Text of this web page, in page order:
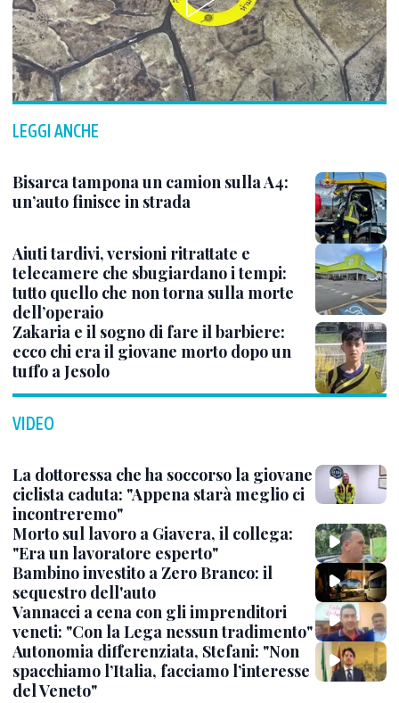
LEGGI ANCHE
Bisarca tampona un camion sulla A4:
un’auto finisce in strada
Aiuti tardivi, versioni ritrattate e
telecamere che sbugiardano i tempi:
tutto quello che non torna sulla morte
dell’operaio
Zakaria e il sogno di fare il barbiere:
ecco chi era il giovane morto dopo un
tuffo a Jesolo
VIDEO
La dottoressa che ha soccorso la giovane
ciclista caduta: "Appena starà meglio ci
incontreremo"
Morto sul lavoro a Giavera, il collega:
"Era un lavoratore esperto"
Bambino investito a Zero Branco: il
sequestro dell'auto
Vannacci a cena con gli imprenditori
veneti: "Con la Lega nessun tradimento"
Autonomia differenziata, Stefani: "Non
spacchiamo l’Italia, facciamo l’interesse
del Veneto"